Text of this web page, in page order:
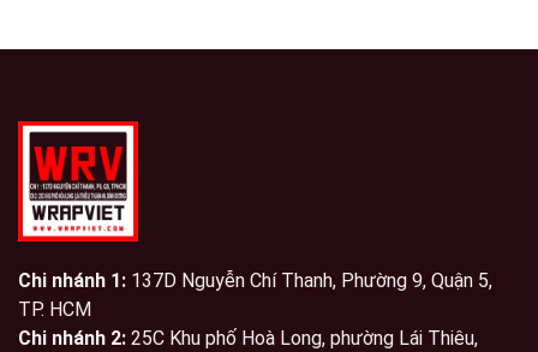
Chi nhánh 1: 137D Nguyễn Chí Thanh, Phường 9, Quận 5,
TP. HCM
Chi nhánh 2: 25C Khu phố Hoà Long, phường Lái Thiêu,